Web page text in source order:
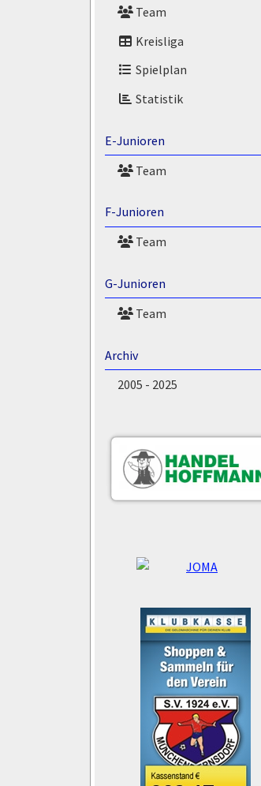
Team
Kreisliga
Spielplan
Statistik
E-Junioren
Team
F-Junioren
Team
G-Junioren
Team
Archiv
2005 - 2025